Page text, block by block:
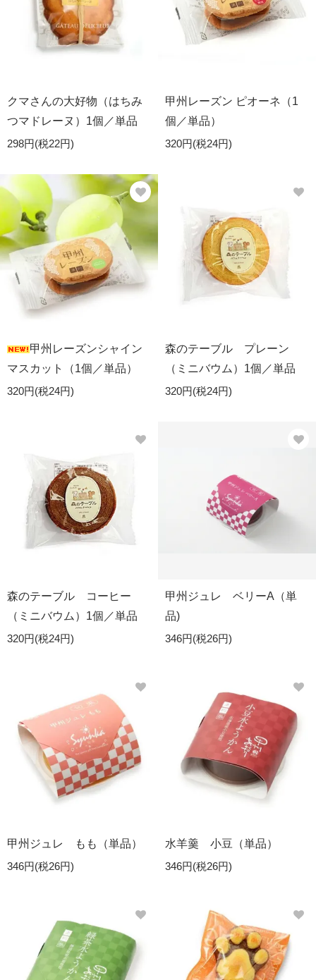
クマさんの大好物（はちみ
つマドレーヌ）1個／単品
298円(税22円)
甲州レーズン ピオーネ（1
個／単品）
320円(税24円)
甲州レーズンシャイン
マスカット（1個／単品）
320円(税24円)
森のテーブル プレーン
（ミニバウム）1個／単品
320円(税24円)
森のテーブル コーヒー
（ミニバウム）1個／単品
320円(税24円)
甲州ジュレ ベリーA（単
品)
346円(税26円)
甲州ジュレ もも（単品）
346円(税26円)
水羊羹 小豆（単品）
346円(税26円)